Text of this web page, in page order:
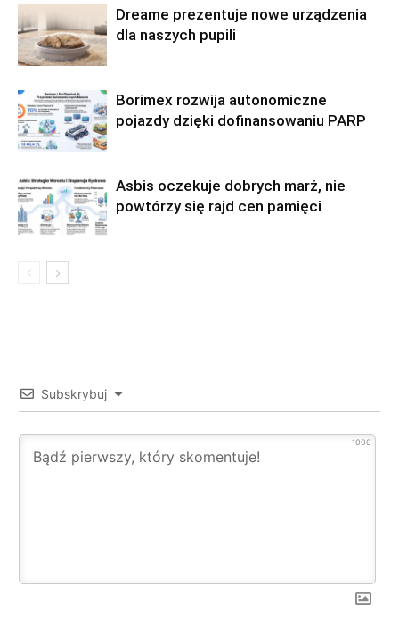
Dreame prezentuje nowe urządzenia
dla naszych pupili
Borimex rozwija autonomiczne
pojazdy dzięki dofinansowaniu PARP
Asbis oczekuje dobrych marż, nie
powtórzy się rajd cen pamięci
Subskrybuj
1000